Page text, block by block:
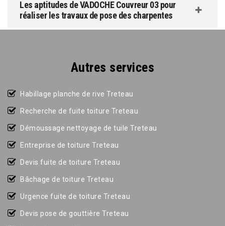
Les aptitudes de VADOCHE Couvreur 03 pour
réaliser les travaux de pose des charpentes
Autres services
Habillage planche de rive Treteau
Recherche de fuite toiture Treteau
Démoussage nettoyage de tuile Treteau
Entreprise de toiture Treteau
Devis fuite de toiture Treteau
Bâchage de toiture Treteau
Urgence fuite de toiture Treteau
Devis pose de gouttière Treteau